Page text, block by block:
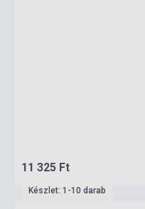
11 325 Ft
Készlet: 1-10 darab